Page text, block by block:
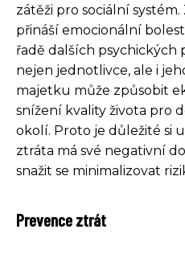
zátěži pro sociální
přináší emocionální
řadě dalších
nejen jednotlivce, ale i
majetku může způsobit
snížení kvality života pro
okolí. Proto je důležité si
ztráta má své negativní
snažit se minimalizovat
Prevence ztrát